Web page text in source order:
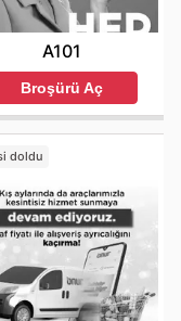
A101
Broşürü Aç
doldu